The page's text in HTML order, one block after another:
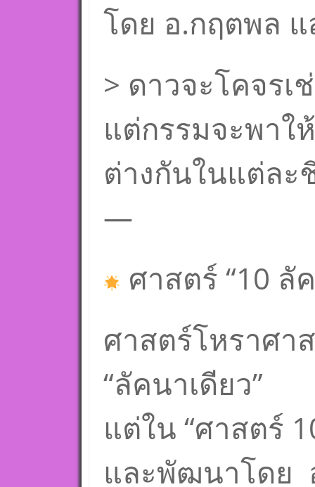
โดย อ.กฤตพล
> ดาวจะโคจรเ
แต่กรรมจะพา
ต่างกันในแต่ละ
—
ศาสตร์ “10 ลั
ศาสตร์โหราศา
“ลัคนาเดียว”
แต่ใน “ศาสตร์
และพัฒนาโดย